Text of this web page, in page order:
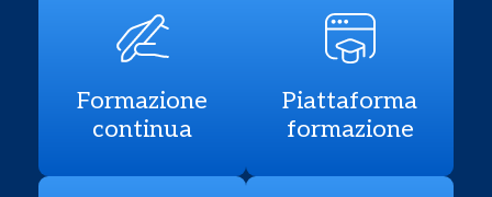
Formazione
continua
Piattaforma
formazione